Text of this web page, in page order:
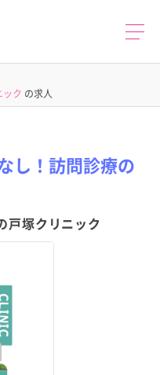
ク の求人
し！訪問診療の
塚クリニック